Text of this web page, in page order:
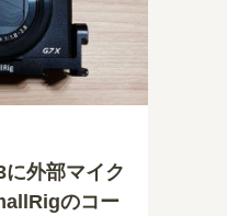
外部マイク
のコー